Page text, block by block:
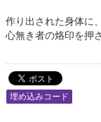
作り出された身体に
心無き者の烙印を押
埋め込みコード